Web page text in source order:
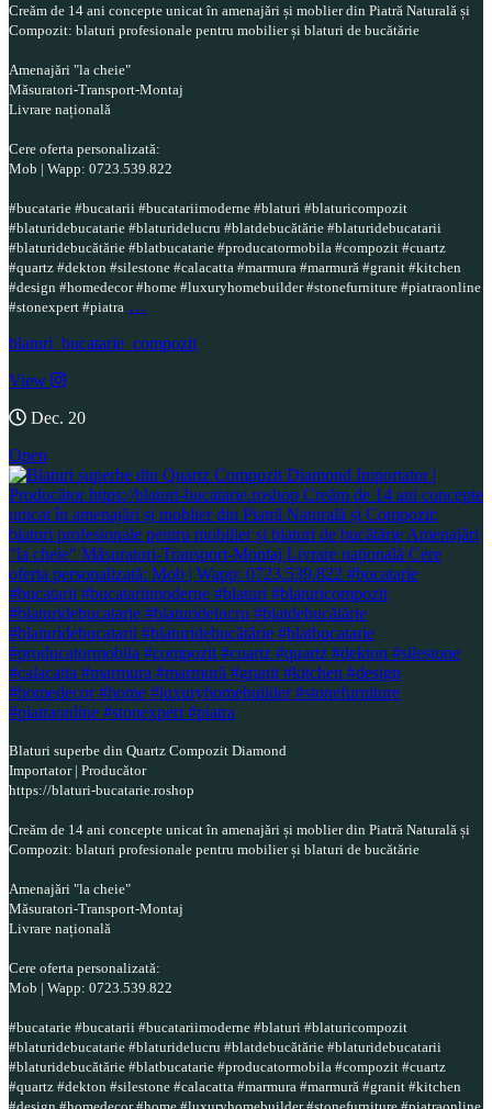
Creăm de 14 ani concepte unicat în amenajări și moblier din Piatră Naturală și
Compozit: blaturi profesionale pentru mobilier și blaturi de bucătărie
Amenajări "la cheie"
Măsuratori-Transport-Montaj
Livrare națională
Cere oferta personalizată:
Mob | Wapp: 0723.539.822
#bucatarie #bucatarii #bucatariimoderne #blaturi #blaturicompozit
#blaturidebucatarie #blaturidelucru #blatdebucătărie #blaturidebucatarii
#blaturidebucătărie #blatbucatarie #producatormobila #compozit #cuartz
#quartz #dekton #silestone #calacatta #marmura #marmură #granit #kitchen
#design #homedecor #home #luxuryhomebuilder #stonefurniture #piatraonline
#stonexpert #piatra …
blaturi_bucatarie_compozit
View
Dec. 20
Open
Blaturi superbe din Quartz Compozit Diamond
Importator | Producător
https://blaturi-bucatarie.roshop
Creăm de 14 ani concepte unicat în amenajări și moblier din Piatră Naturală și
Compozit: blaturi profesionale pentru mobilier și blaturi de bucătărie
Amenajări "la cheie"
Măsuratori-Transport-Montaj
Livrare națională
Cere oferta personalizată:
Mob | Wapp: 0723.539.822
#bucatarie #bucatarii #bucatariimoderne #blaturi #blaturicompozit
#blaturidebucatarie #blaturidelucru #blatdebucătărie #blaturidebucatarii
#blaturidebucătărie #blatbucatarie #producatormobila #compozit #cuartz
#quartz #dekton #silestone #calacatta #marmura #marmură #granit #kitchen